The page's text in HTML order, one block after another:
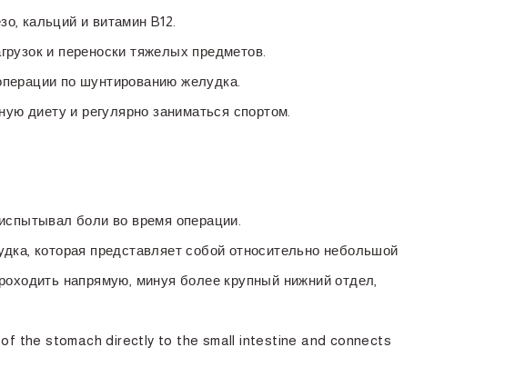
кальций и витамин B12.
и переноски тяжелых предметов.
по шунтированию желудка.
диету и регулярно заниматься спортом.
боли во время операции.
которая представляет собой относительно небольшой
напрямую, минуя более крупный нижний отдел,
the stomach directly to the small intestine and connects